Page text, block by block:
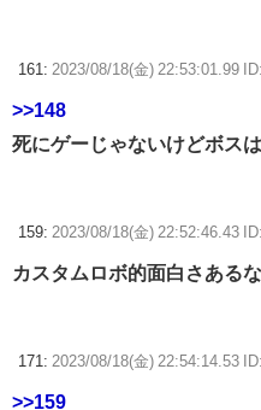
161: 2023/08/18(金) 22:53:01.99
>>148
死にゲーじゃないけどボス
159: 2023/08/18(金) 22:52:46.43
カスタムロボ的面白さある
171: 2023/08/18(金) 22:54:14.53
>>159